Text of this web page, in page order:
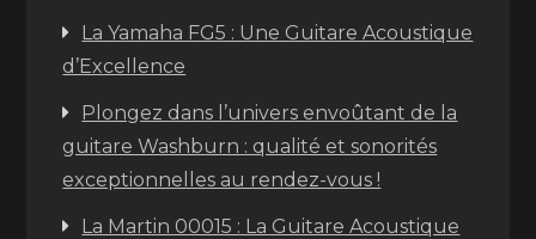
La Yamaha FG5 : Une Guitare Acoustique
d’Excellence
Plongez dans l’univers envoûtant de la
guitare Washburn : qualité et sonorités
exceptionnelles au rendez-vous !
La Martin 00015 : La Guitare Acoustique